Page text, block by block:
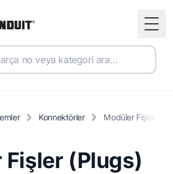
Konnektörler Modüler Fişler
(Plugs)